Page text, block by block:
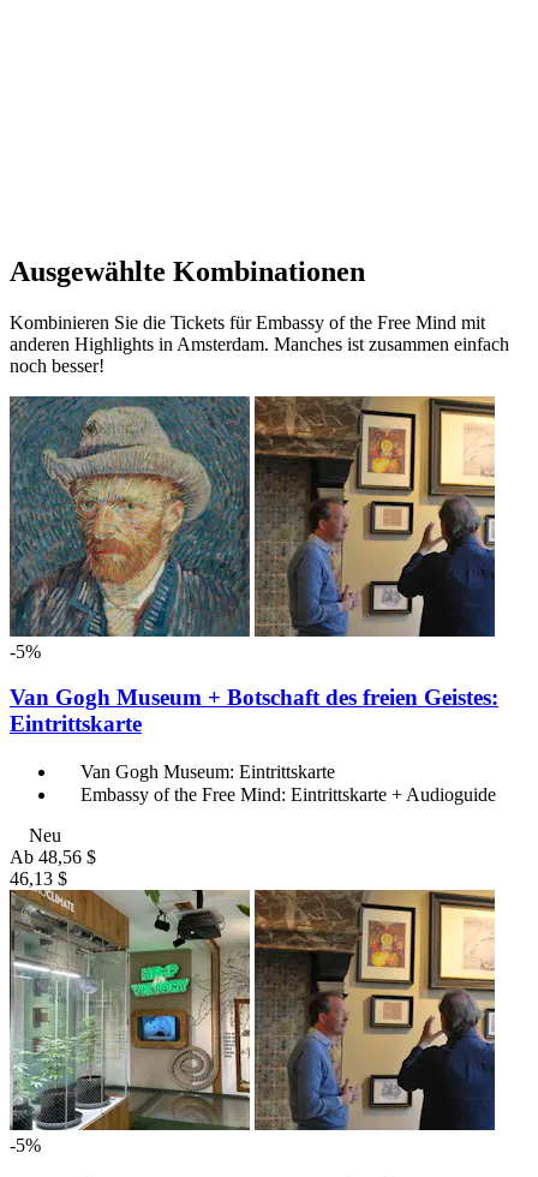
Ausgewählte Kombinationen
Kombinieren Sie die Tickets für Embassy of the Free Mind mit
anderen Highlights in Amsterdam. Manches ist zusammen einfach
noch besser!
-5%
Van Gogh Museum + Botschaft des freien Geistes:
Eintrittskarte
Van Gogh Museum: Eintrittskarte
Embassy of the Free Mind: Eintrittskarte + Audioguide
Neu
Ab 48,56 $
46,13 $
-5%